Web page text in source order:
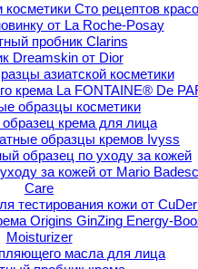
Сто рецептов
от La Roche-Posay
пробник Clarins
Dreamskin от Dior
азиатской косметики
крема La FONTAINE® De
образцы косметики
крема для лица
образцы кремов Ivyss
образец по уходу за кожей
за кожей от Mario
Care
тестирования кожи от
Origins GinZing Energy-
Moisturizer
масла для лица